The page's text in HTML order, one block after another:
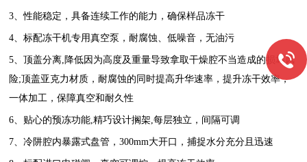
3、性能稳定，具备连续工作的能力，确保样品冻干
4、标配冻干机专用真空泵，耐腐蚀、低噪音，无油污
5、顶盖分离,降低因为高度及重量导致拿取干燥腔不当造成的损坏风
险;顶盖亚克力材质，耐腐蚀的同时提高升华速率，提升冻干效率，
一体加工，保障真空和耐久性
6、贴心的预冻功能,精巧设计搁架,每层独立，间隔可调
7、冷阱腔内暴露式盘管，300mm大开口，捕捉水分充分且迅速